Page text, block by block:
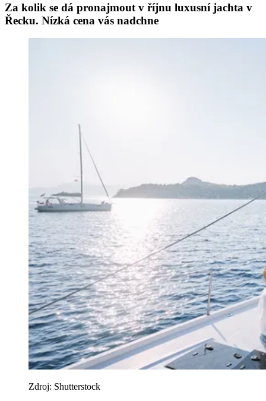
Za kolik se dá pronajmout v říjnu luxusní jachta v
Řecku. Nízká cena vás nadchne
Zdroj: Shutterstock